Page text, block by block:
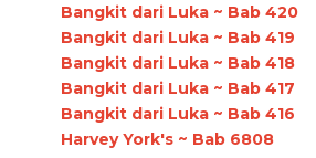
Bangkit dari Luka ~ Bab 420
Bangkit dari Luka ~ Bab 419
Bangkit dari Luka ~ Bab 418
Bangkit dari Luka ~ Bab 417
Bangkit dari Luka ~ Bab 416
Harvey York's ~ Bab 6808